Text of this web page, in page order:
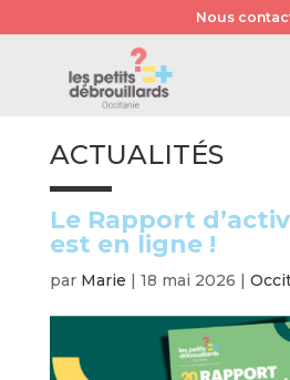
Nous
ACTUALITÉS
Le Rapport
est en ligne !
par Marie | 18 mai 2026 |